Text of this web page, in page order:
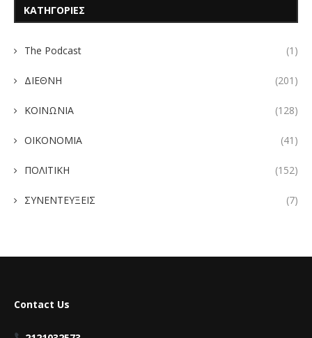
ΚΑΤΗΓΟΡΙΕΣ
The Podcast (1)
ΔΙΕΘΝΗ (201)
ΚΟΙΝΩΝΙΑ (128)
ΟΙΚΟΝΟΜΙΑ (41)
ΠΟΛΙΤΙΚΗ (152)
ΣΥΝΕΝΤΕΥΞΕΙΣ (7)
Contact Us